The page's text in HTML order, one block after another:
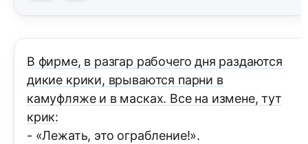
В фирме, в разгар рабочего дня раздаются
дикие крики, врываются парни в
камуфляже и в масках. Все на измене, тут
крик:
- «Лежать, это ограбление!».